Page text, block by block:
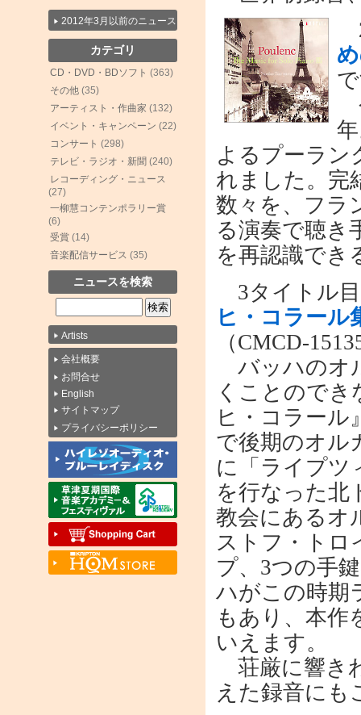
2012年3月以前のニュース
カテゴリ
CD・DVD・BDソフト (363)
その他 (35)
アーティスト・作曲家 (132)
イベント・キャンペーン (22)
コンサート (298)
テレビ・ラジオ・新聞 (240)
レコーディング・ニュース
(27)
一柳慧コンテンポラリー賞
(6)
受賞 (14)
音楽配信サービス (35)
ニュースを検索
Artists
会社概要
お問合せ
English
サイトマップ
プライバシーポリシー
よるプーラン
れました。完
数々を、フラ
る演奏で聴き
を再認識でき
3タイトル
ヒ・コラール
（CMCD-
バッハのオ
くことので
ヒ・コラール
で後期のオル
に「ライプツ
を行なった北
教会にあるオ
ストフ・トロ
プ、3つの手
ハがこの時期
もあり、本作
いえます。
荘厳に響き
えた録音にも